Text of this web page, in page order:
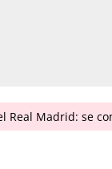
Real Madrid: se